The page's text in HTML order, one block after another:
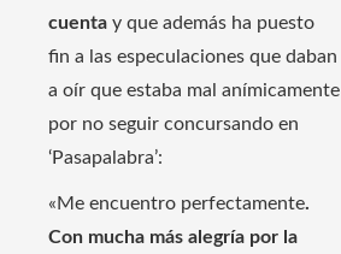
cuenta y que además ha puesto
fin a las especulaciones que daban
a oír que estaba mal anímicamente
por no seguir concursando en
‘Pasapalabra’:
«Me encuentro perfectamente.
Con mucha más alegría por la